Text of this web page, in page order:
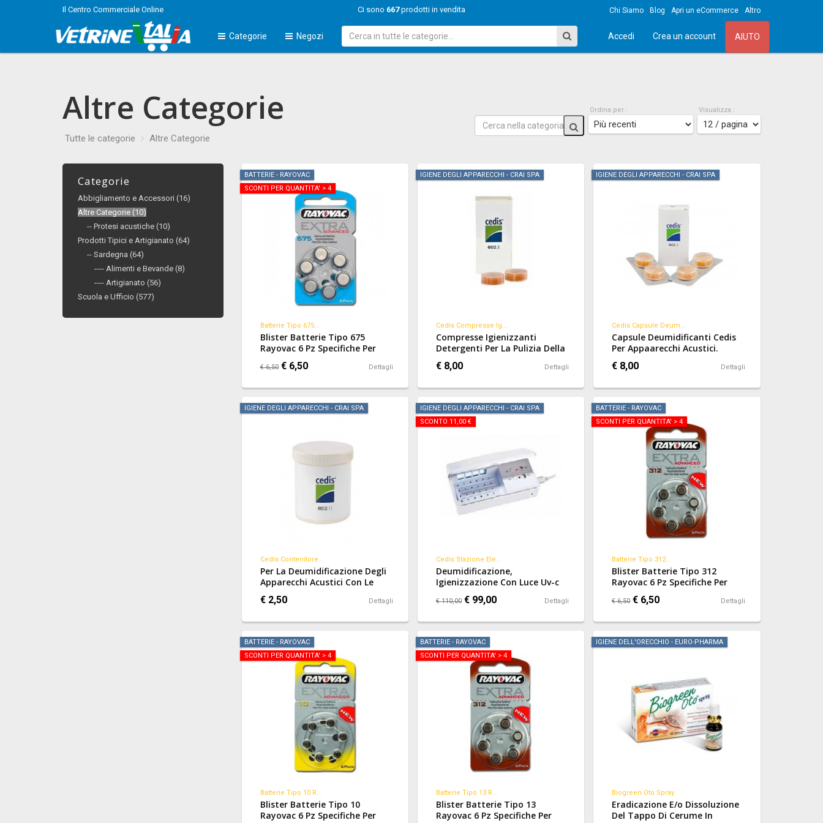
Il Centro Commerciale Online Ci sono 667prodotti in vendita Chi Siamo Blog Apri un eCommerce Altro
Categorie Negozi Accedi Crea un account AIUTO
Altre Categorie
Tutte le categorie Altre Categorie
Ordina per : Visualizza :
Categorie
Abbigliamento e Accessori (16)
Altre Categorie (10)
-- Protesi acustiche (10)
Prodotti Tipici e Artigianato (64)
-- Sardegna (64)
---- Alimenti e Bevande (8)
---- Artigianato (56)
Scuola e Ufficio (577)
BATTERIE - RAYOVAC
SCONTI PER QUANTITA' > 4
Batterie Tipo 675...
Blister Batterie Tipo 675
Rayovac 6 Pz Specifiche Per
Apparecchi Acustici.
€ 6,50 € 6,50 Dettagli
IGIENE DEGLI APPARECCHI - CRAI SPA
Cedis Compresse Ig...
Compresse Igienizzanti
Detergenti Per La Pulizia Della
Chiocciola E Dei Tubicini Degli
Apparecchi Acustici.
€ 8,00 Dettagli
IGIENE DEGLI APPARECCHI - CRAI SPA
Cedis Capsule Deum...
Capsule Deumidificanti Cedis
Per Appaarecchi Acustici.
€ 8,00
Dettagli
IGIENE DEGLI APPARECCHI - CRAI SPA
Cedis Contenitore...
Per La Deumidificazione Degli
Apparecchi Acustici Con Le
Capsule Deumidificanti.
€ 2,50 Dettagli
IGIENE DEGLI APPARECCHI - CRAI SPA
SCONTO 11,00 €
Cedis Stazione Ele...
Deumidificazione,
Igienizzazione Con Luce Uv-c
E Conservazione Degli
Apparecchi Acustici.
€ 110,00 € 99,00 Dettagli
BATTERIE - RAYOVAC
SCONTI PER QUANTITA' > 4
Batterie Tipo 312...
Blister Batterie Tipo 312
Rayovac 6 Pz Specifiche Per
Apparecchi Acustici.
€ 6,50 € 6,50 Dettagli
BATTERIE - RAYOVAC
SCONTI PER QUANTITA' > 4
Batterie Tipo 10 R...
Blister Batterie Tipo 10
Rayovac 6 Pz Specifiche Per
BATTERIE - RAYOVAC
SCONTI PER QUANTITA' > 4
Batterie Tipo 13 R...
Blister Batterie Tipo 13
Rayovac 6 Pz Specifiche Per
IGIENE DELL'ORECCHIO - EURO-PHARMA
Biogreen Oto Spray
Eradicazione E/o Dissoluzione
Del Tappo Di Cerume In